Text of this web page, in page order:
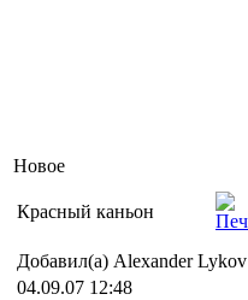
Новое
Красный каньон
Добавил(а) Alexander Lykov
04.09.07 12:48